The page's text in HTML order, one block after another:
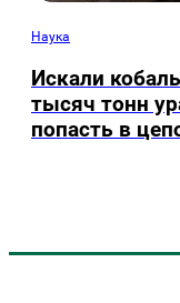
Наука
Искали
тысяч тонн
попасть в